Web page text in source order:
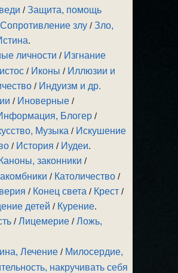
/Защита, помощь
злу /Зло,
.
личности / Изгнание
/ Иконы / Иллюзии и
/ Индуизм и др.
/ Иноверные /
Блогер /
Музыка / Искушение
/ История / Иудеи.
Каноны, законники /
/ Католичество /
/ Конец света / Крест /
детей / Курение.
/Лицемерие /Ложь,
Лечение / Милосердие,
накручивать себя